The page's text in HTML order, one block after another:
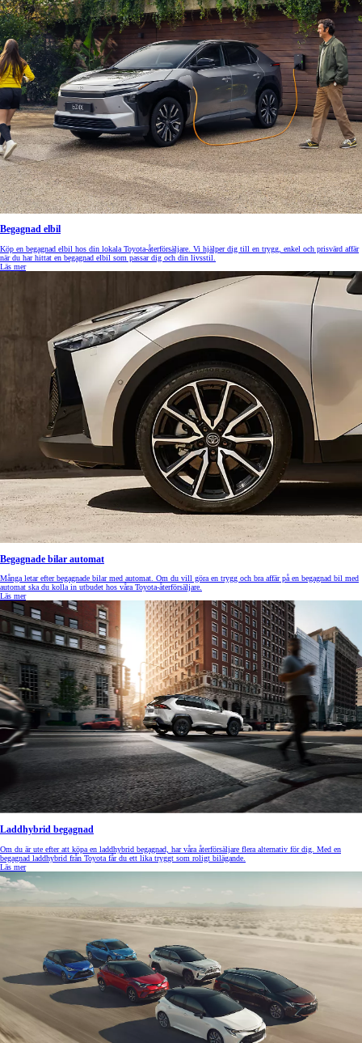
Begagnad elbil
Köp en begagnad elbil hos din lokala Toyota-återförsäljare. Vi hjälper dig till en trygg, enkel och prisvärd affär
när du har hittat en begagnad elbil som passar dig och din livsstil.
Läs mer
Begagnade bilar automat
Många letar efter begagnade bilar med automat. Om du vill göra en trygg och bra affär på en begagnad bil med
automat ska du kolla in utbudet hos våra Toyota-återförsäljare.
Läs mer
Laddhybrid begagnad
Om du är ute efter att köpa en laddhybrid begagnad, har våra återförsäljare flera alternativ för dig. Med en
begagnad laddhybrid från Toyota får du ett lika tryggt som roligt bilägande.
Läs mer